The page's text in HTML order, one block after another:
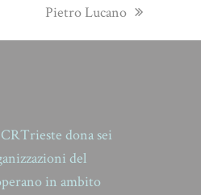
il
next
Pietro Lucano
dona sei
del
in ambito